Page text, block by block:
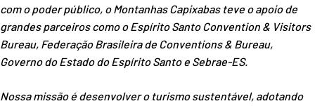
com o poder público, o Montanhas Capixabas teve o apoio de
grandes parceiros como o Espírito Santo Convention & Visitors
Bureau, Federação Brasileira de Conventions & Bureau,
Governo do Estado do Espírito Santo e Sebrae-ES.
Nossa missão é desenvolver o turismo sustentável, adotando